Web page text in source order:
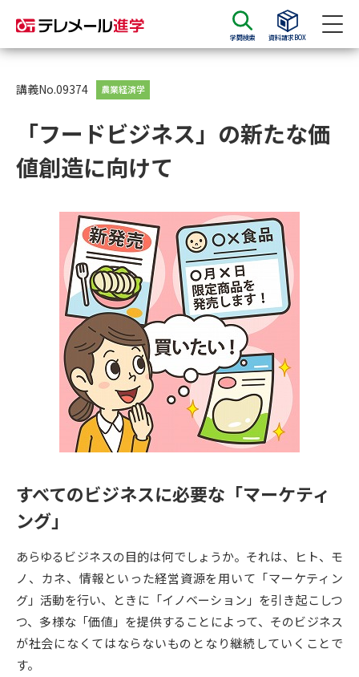
学問検索 資料請求BOX
資料請求
大学・短大の資料種類から請求
総合型選抜・学校推薦型選抜 募
集要項＆願書
大学入学共通テスト利用選抜の
募集要項＆願書
大学・短大以外の資料から請求
専門学校の資料請求 大学院の資料請求
留学・進学関連、塾・予備校
大学入学共通テスト「受験案
内」の請求
大学入学共通テスト「受験上の
配慮案内」の請求
高等学校卒業程度認定試験
幼稚園教員資格認定試験 小学校教員資格認定試験
高等学校（情報）教員資格認定
大学研究 大学検索
大学で学べる内容や特徴を調べる
講義No.09374 農業経済学
「フードビジネス」の新たな価
値創造に向けて
すべてのビジネスに必要な「マーケティ
ング」
あらゆるビジネスの目的は何でしょうか。それは、ヒト、モ
ノ、カネ、情報といった経営資源を用いて「マーケティン
グ」活動を行い、ときに「イノベーション」を引き起こしつ
つ、多様な「価値」を提供することによって、そのビジネス
が社会になくてはならないものとなり継続していくことで
す。